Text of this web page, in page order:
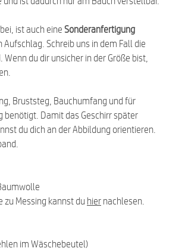
ist auch eine Sonderanfertigung
Aufschlag. Schreib uns in dem Fall die
du dir unsicher in der Größe bist,
Bruststeg, Bauchumfang und für
benötigt. Damit das Geschirr später
du dich an der Abbildung orientieren.
zu Messing kannst du hier nachlesen.
im Wäschebeutel)